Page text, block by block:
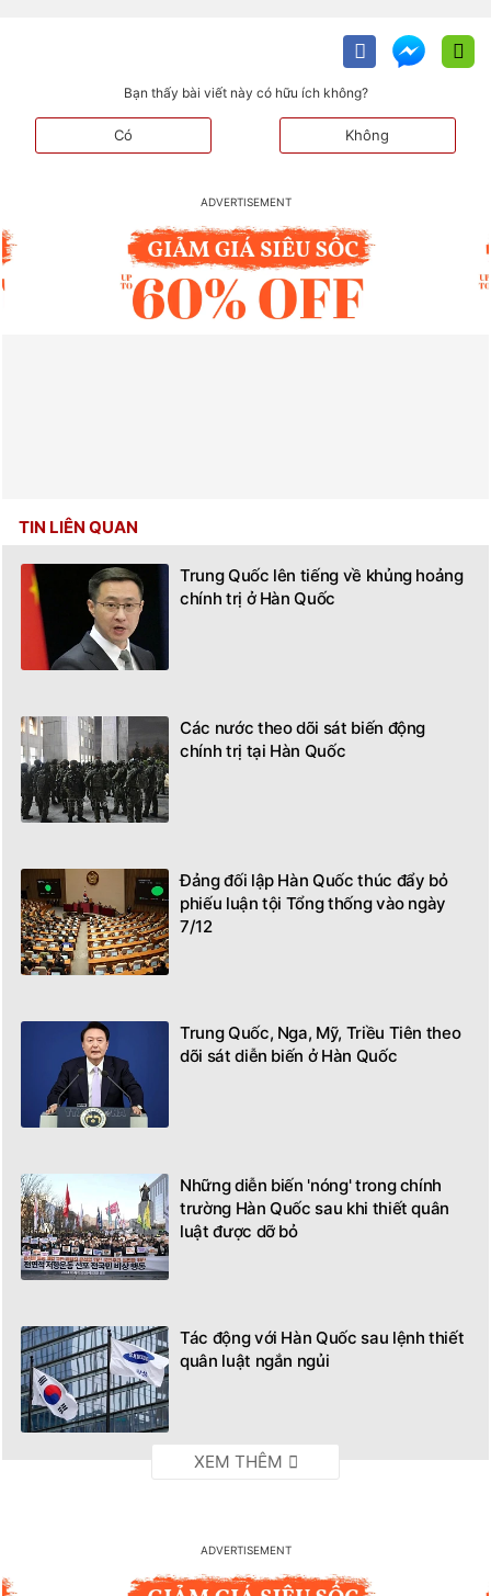
Bạn thấy bài viết này có hữu ích không?
Có Không
TIN LIÊN QUAN
Trung Quốc lên tiếng về khủng hoảng
chính trị ở Hàn Quốc
Các nước theo dõi sát biến động
chính trị tại Hàn Quốc
Đảng đối lập Hàn Quốc thúc đẩy bỏ
phiếu luận tội Tổng thống vào ngày
7/12
Trung Quốc, Nga, Mỹ, Triều Tiên theo
dõi sát diễn biến ở Hàn Quốc
Những diễn biến 'nóng' trong chính
trường Hàn Quốc sau khi thiết quân
luật được dỡ bỏ
Tác động với Hàn Quốc sau lệnh thiết
quân luật ngắn ngủi